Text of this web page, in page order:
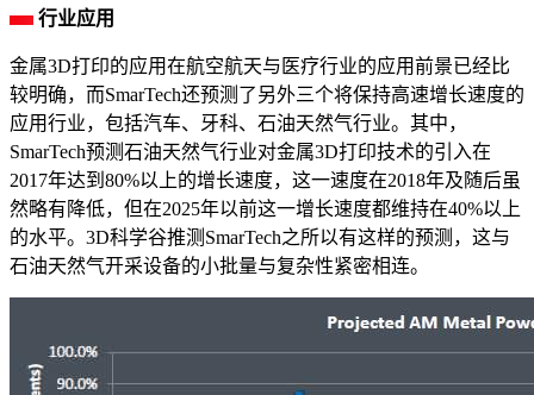
行业应用
金属3D打印的应用在航空航天与医疗行业的应用前景已经比
较明确，而SmarTech还预测了另外三个将保持高速增长速度的
应用行业，包括汽车、牙科、石油天然气行业。其中，
SmarTech预测石油天然气行业对金属3D打印技术的引入在
2017年达到80%以上的增长速度，这一速度在2018年及随后虽
然略有降低，但在2025年以前这一增长速度都维持在40%以上
的水平。3D科学谷推测SmarTech之所以有这样的预测，这与
石油天然气开采设备的小批量与复杂性紧密相连。